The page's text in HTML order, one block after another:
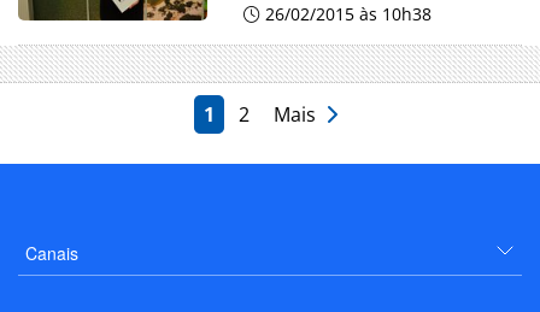
26/02/2015 às 10h38
1 2 Mais
Canais